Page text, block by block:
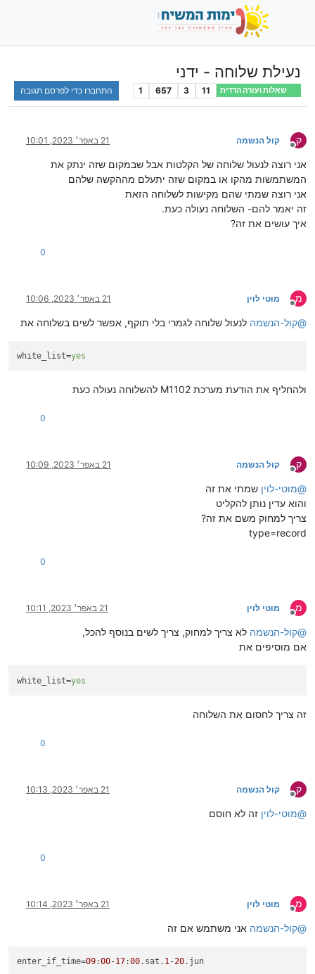
נעילת שלוחה - ידני
שאלות ועזרה הדדית 11
3
657
1 התחברו כדי לפרסם תגובה
ק
מנותק
קול הנשמה 21 באפר׳ 2023, 10:01
אני רוצה לנעול שלוחה של הקלטות אבל שבמקום שזה ינתק את
המשתמשות מהקו או במקום שזה יתעלם מההקשה שלהם
אני רוצה שמתי שהם מקישות לשלוחה הזאת
זה יאמר להם- השלוחה נעולה כעת.
איך עושים את זה?
0
מ
מנותק
מוטי לוין 21 באפר׳ 2023, 10:06
@קול-הנשמה לנעול שלוחה לגמרי בלי תוקף, אפשר לשים בשלוחה את
white_list=yes
ולהחליף את הודעת מערכת M1102 להשלוחה נעולה כעת
0
ק
מנותק
קול הנשמה 21 באפר׳ 2023, 10:09
@מוטי-לוין שמתי את זה
והוא עדין נותן להקליט
צריך למחוק משם את זה?
type=record
0
מ
מנותק
מוטי לוין 21 באפר׳ 2023, 10:11
@קול-הנשמה לא צריך למחוק, צריך לשים בנוסף להכל,
אם מוסיפים את
white_list=yes
זה צריך לחסום את השלוחה
0
ק
מנותק
קול הנשמה 21 באפר׳ 2023, 10:13
@מוטי-לוין זה לא חוסם
0
מ
מנותק
מוטי לוין 21 באפר׳ 2023, 10:14
@קול-הנשמה אני משתמש אם זה
enter_if_time=09:00-17:00.sat. 1-20.jun